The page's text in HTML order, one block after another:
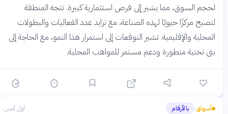
لحجم السوق، مما يشير إلى فرص استثمارية كبيرة. تتجه المنطقة
لتصبح مركزًا حيويًا لهذه الصناعة، مع تزايد عدد الفعاليات والبطولات
المحلية والإقليمية. تشير التوقعات إلى استمرار هذا النمو، مع الحاجة إلى
بنى تحتية متطورة ودعم مستمر للمواهب المحلية.
أسواق› بالأرقام أول أمس